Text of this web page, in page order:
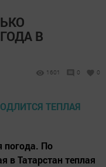
В
1601 0 0
погода. По
в Татарстан теплая